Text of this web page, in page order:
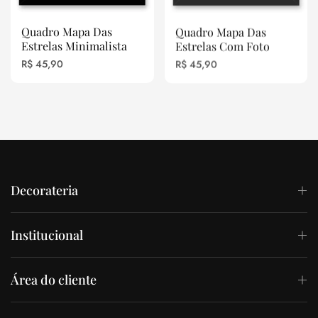
Quadro Mapa Das
Estrelas Minimalista
Preço
R$ 45,90
Quadro Mapa Das
Estrelas Com Foto
Preço
R$ 45,90
Decorateria
Institucional
Área do cliente